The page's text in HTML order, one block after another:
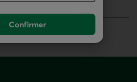
Confirmer